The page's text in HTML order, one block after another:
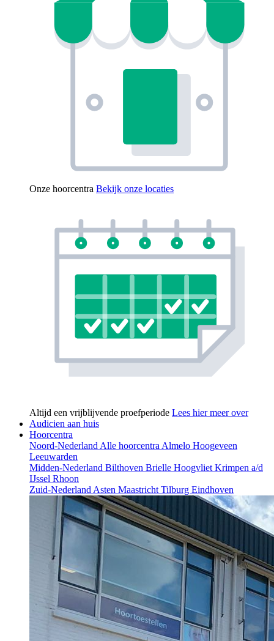
Onze hoorcentra Bekijk onze locaties
Altijd een vrijblijvende proefperiode Lees hier meer over
Audicien aan huis
Hoorcentra
Noord-NederlandAlle hoorcentraAlmelo Hoogeveen
Leeuwarden
Midden-Nederland Bilthoven Brielle HoogvlietKrimpen a/d
IJssel Rhoon
Zuid-NederlandAsten MaastrichtTilburg Eindhoven